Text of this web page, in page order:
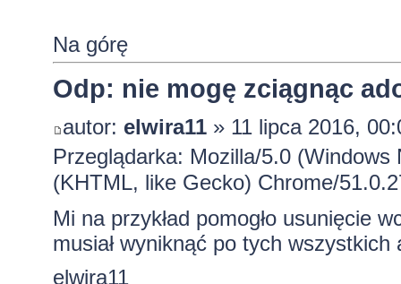
Na górę
Odp: nie mogę zciągnąc
autor: elwira11» 11 lipca 2016,
Przeglądarka: Mozilla/5.0
(KHTML, like Gecko) Chrome/
Mi na przykład pomogło usunięcie
musiał wyniknąć po tych
elwira11